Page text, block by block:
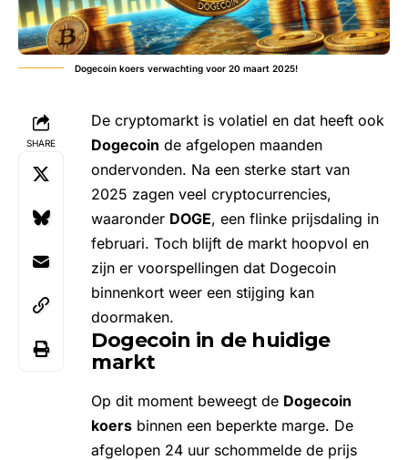
Dogecoin koers verwachting voor 20 maart 2025!
SHARE
De cryptomarkt is volatiel en dat heeft ook
Dogecoin de afgelopen maanden
ondervonden. Na een sterke start van
2025 zagen veel cryptocurrencies,
waaronder DOGE, een flinke prijsdaling in
februari. Toch blijft de markt hoopvol en
zijn er voorspellingen dat Dogecoin
binnenkort weer een stijging kan
doormaken.
Dogecoin in de huidige
markt
Op dit moment beweegt de Dogecoin
koers binnen een beperkte marge. De
afgelopen 24 uur schommelde de prijs